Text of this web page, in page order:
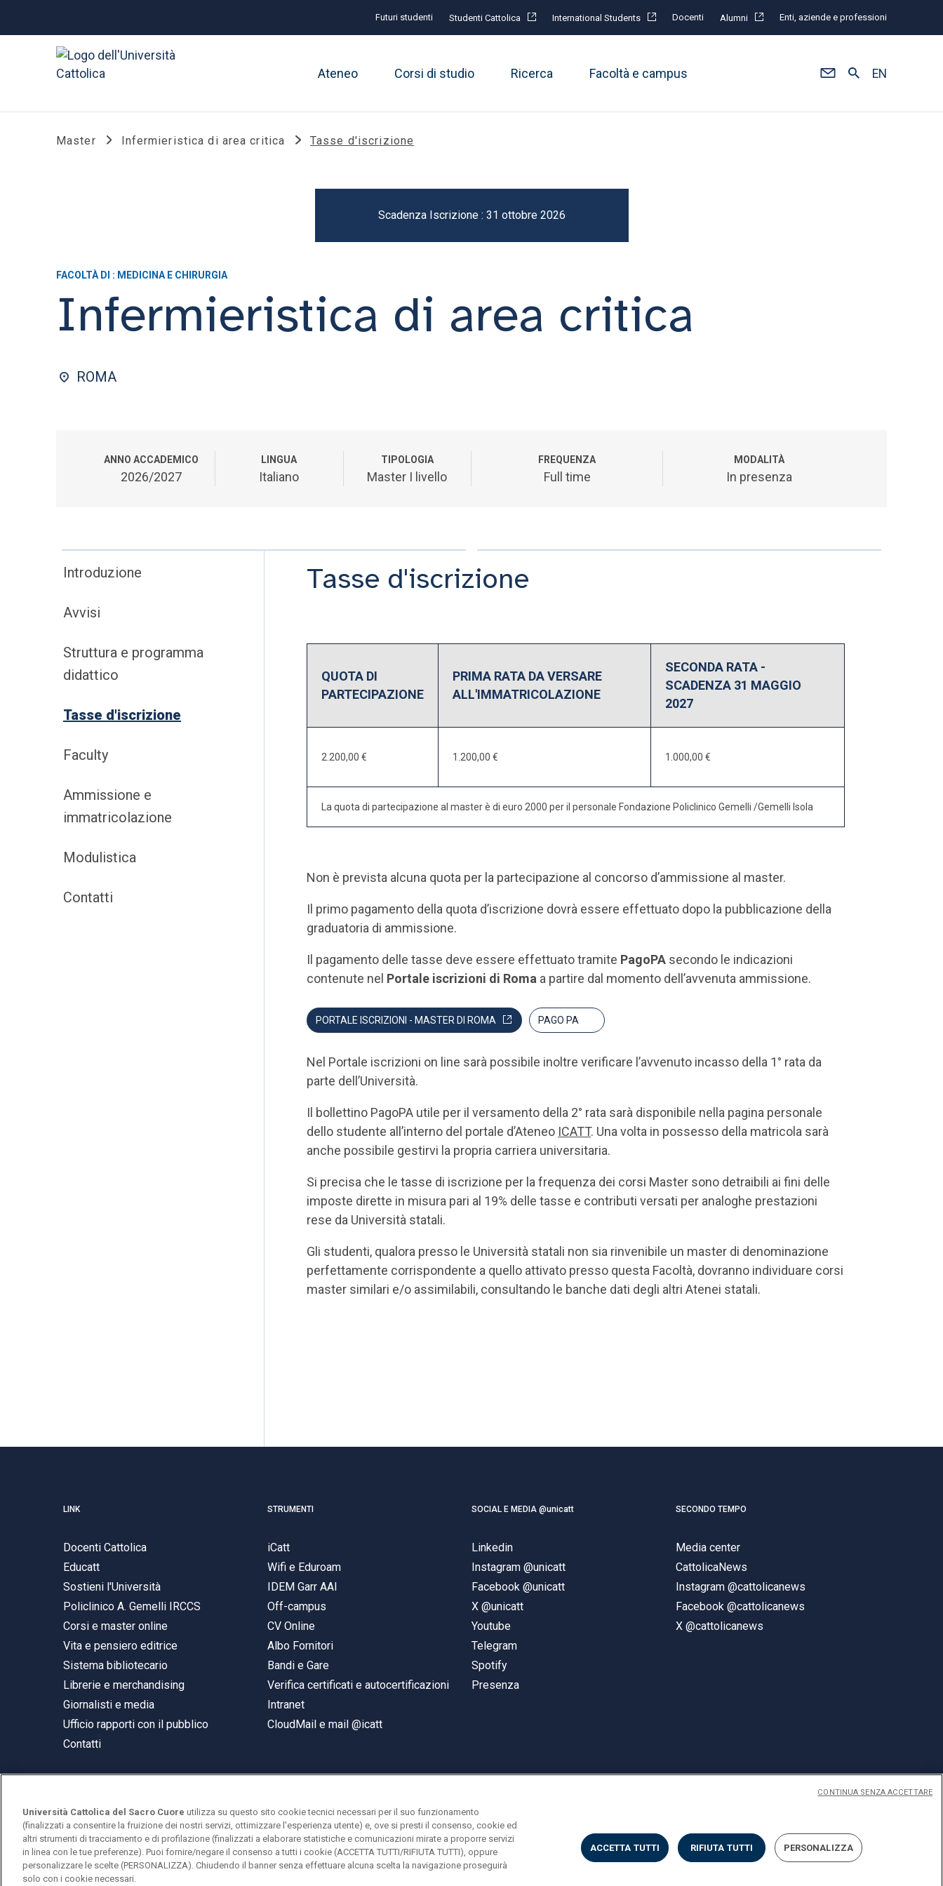
Futuri studenti Studenti Cattolica International Students Docenti Alumni Enti, aziende e professioni
Ateneo Corsi di studio Ricerca Facoltà e campus EN
Master Infermieristica di area critica Tasse d'iscrizione
Scadenza Iscrizione : 31 ottobre 2026
FACOLTÀ DI : MEDICINA E CHIRURGIA
Infermieristica di area critica
ROMA
ANNO ACCADEMICO
2026/2027
LINGUA
Italiano
TIPOLOGIA
Master I livello
FREQUENZA
Full time
MODALITÀ
In presenza
Introduzione
Avvisi
Struttura e programma
didattico
Tasse d'iscrizione
Faculty
Ammissione e
immatricolazione
Modulistica
Contatti
Tasse d'iscrizione
QUOTA DI
PARTECIPAZIONE
PRIMA RATA DA VERSARE
ALL'IMMATRICOLAZIONE
SECONDA RATA -
SCADENZA 31 MAGGIO
2027
2.200,00 € 1.200,00 € 1.000,00 €
La quota di partecipazione al master è di euro 2000 per il personale Fondazione Policlinico Gemelli /Gemelli Isola
Non è prevista alcuna quota per la partecipazione al concorso d’ammissione al master.
Il primo pagamento della quota d’iscrizione dovrà essere effettuato dopo la pubblicazione della
graduatoria di ammissione.
Il pagamento delle tasse deve essere effettuato tramite PagoPA secondo le indicazioni
contenute nel Portale iscrizioni di Roma a partire dal momento dell’avvenuta ammissione.
PORTALE ISCRIZIONI - MASTER DI ROMA PAGO PA
Nel Portale iscrizioni on line sarà possibile inoltre verificare l’avvenuto incasso della 1° rata da
parte dell’Università.
Il bollettino PagoPA utile per il versamento della 2° rata sarà disponibile nella pagina personale
dello studente all’interno del portale d’Ateneo ICATT. Una volta in possesso della matricola sarà
anche possibile gestirvi la propria carriera universitaria.
Si precisa che le tasse di iscrizione per la frequenza dei corsi Master sono detraibili ai fini delle
imposte dirette in misura pari al 19% delle tasse e contributi versati per analoghe prestazioni
rese da Università statali.
Gli studenti, qualora presso le Università statali non sia rinvenibile un master di denominazione
perfettamente corrispondente a quello attivato presso questa Facoltà, dovranno individuare corsi
master similari e/o assimilabili, consultando le banche dati degli altri Atenei statali.
LINK
Docenti Cattolica
Educatt
Sostieni l'Università
Policlinico A. Gemelli IRCCS
Corsi e master online
Vita e pensiero editrice
Sistema bibliotecario
Librerie e merchandising
Giornalisti e media
Ufficio rapporti con il pubblico
Contatti
STRUMENTI
iCatt
Wifi e Eduroam
IDEM Garr AAI
Off-campus
CV Online
Albo Fornitori
Bandi e Gare
Verifica certificati e autocertificazioni
Intranet
CloudMail e mail @icatt
SOCIAL E MEDIA @unicatt
Linkedin
Instagram @unicatt
Facebook @unicatt
X @unicatt
Youtube
Telegram
Spotify
Presenza
SECONDO TEMPO
Media center
CattolicaNews
Instagram @cattolicanews
Facebook @cattolicanews
X @cattolicanews
© Università Cattolica del Sacro Cuore
Largo A. Gemelli 1, 20123 Milano
PI 02133120150
Privacy AccessibilitàCookies Impostazione Cookies
Università Cattolica del Sacro Cuore utilizza su questo sito cookie tecnici necessari per il suo funzionamento
(finalizzati a consentire la fruizione dei nostri servizi, ottimizzare l'esperienza utente) e, ove si presti il consenso, cookie ed
altri strumenti di tracciamento e di profilazione (finalizzati a elaborare statistiche e comunicazioni mirate a proporre servizi
in linea con le tue preferenze). Puoi fornire/negare il consenso a tutti i cookie (ACCETTA TUTTI/RIFIUTA TUTTI), oppure
personalizzare le scelte (PERSONALIZZA). Chiudendo il banner senza effettuare alcuna scelta la navigazione proseguirà
solo con i cookie necessari.
ACCETTA TUTTI RIFIUTA TUTTI PERSONALIZZA
CONTINUA SENZA ACCETTARE